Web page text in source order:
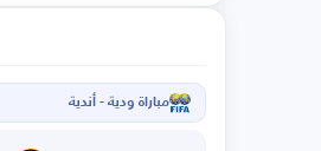
مباراة ودية - أندية